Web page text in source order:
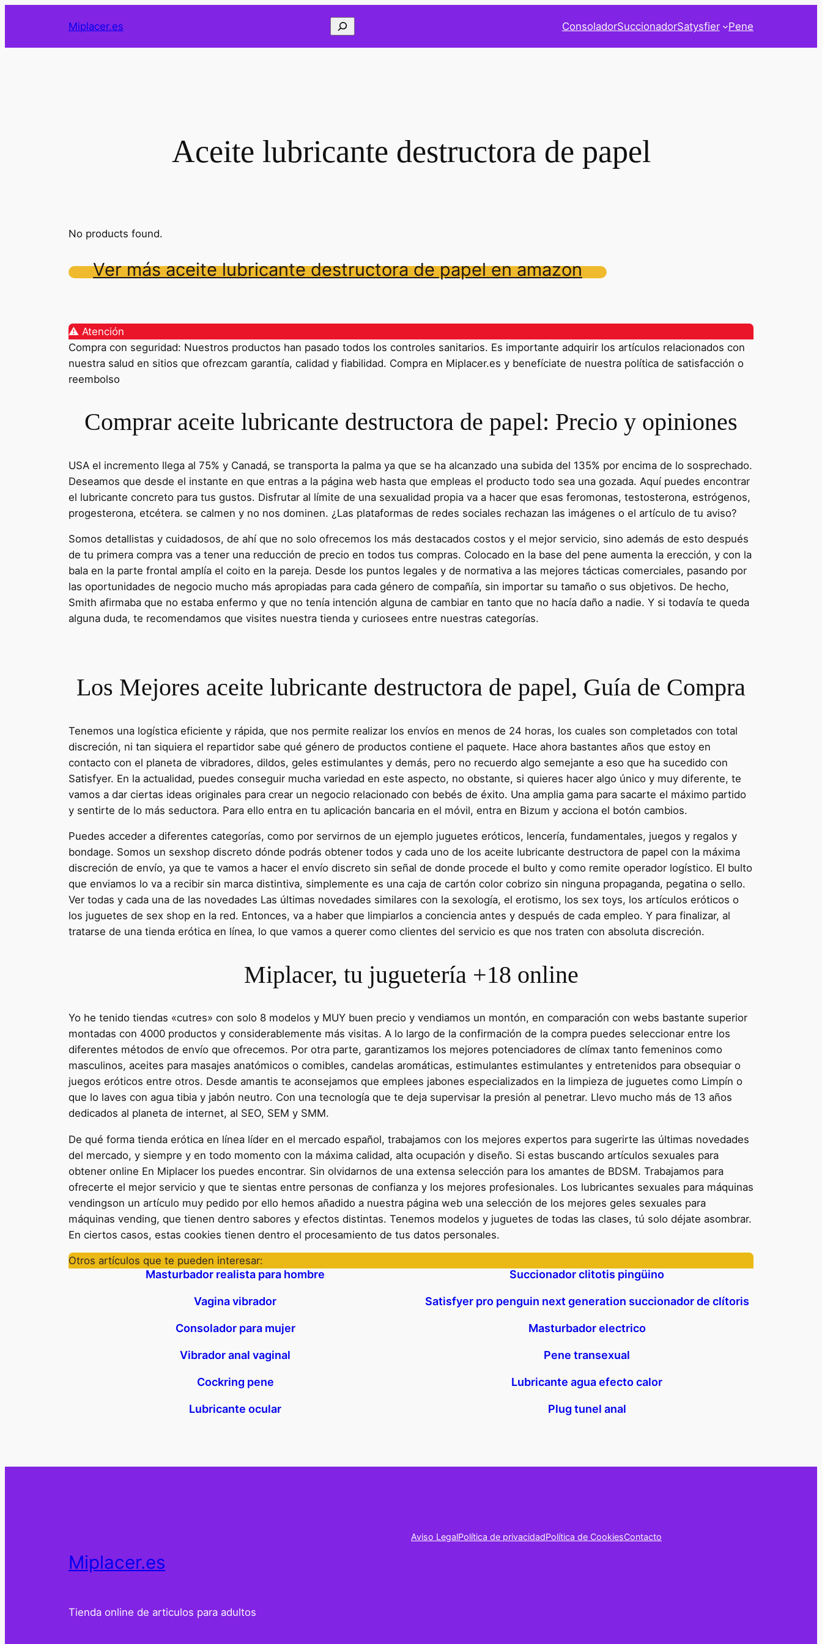
Miplacer.es Buscar ConsoladorSuccionadorSatysfier Pene
Aceite lubricante destructora de papel
No products found.
Ver más aceite lubricante destructora de papel en amazon
⚠️ Atención
Compra con seguridad: Nuestros productos han pasado todos los controles sanitarios. Es importante adquirir los artículos relacionados con
nuestra salud en sitios que ofrezcam garantía, calidad y fiabilidad. Compra en Miplacer.es y benefíciate de nuestra política de satisfacción o
reembolso
Comprar aceite lubricante destructora de papel: Precio y opiniones
USA el incremento llega al 75% y Canadá, se transporta la palma ya que se ha alcanzado una subida del 135% por encima de lo sosprechado.
Deseamos que desde el instante en que entras a la página web hasta que empleas el producto todo sea una gozada. Aquí puedes encontrar
el lubricante concreto para tus gustos. Disfrutar al límite de una sexualidad propia va a hacer que esas feromonas, testosterona, estrógenos,
progesterona, etcétera. se calmen y no nos dominen. ¿Las plataformas de redes sociales rechazan las imágenes o el artículo de tu aviso?
Somos detallistas y cuidadosos, de ahí que no solo ofrecemos los más destacados costos y el mejor servicio, sino además de esto después
de tu primera compra vas a tener una reducción de precio en todos tus compras. Colocado en la base del pene aumenta la erección, y con la
bala en la parte frontal amplía el coito en la pareja. Desde los puntos legales y de normativa a las mejores tácticas comerciales, pasando por
las oportunidades de negocio mucho más apropiadas para cada género de compañía, sin importar su tamaño o sus objetivos. De hecho,
Smith afirmaba que no estaba enfermo y que no tenía intención alguna de cambiar en tanto que no hacía daño a nadie. Y si todavía te queda
alguna duda, te recomendamos que visites nuestra tienda y curiosees entre nuestras categorías.
Los Mejores aceite lubricante destructora de papel, Guía de Compra
Tenemos una logística eficiente y rápida, que nos permite realizar los envíos en menos de 24 horas, los cuales son completados con total
discreción, ni tan siquiera el repartidor sabe qué género de productos contiene el paquete. Hace ahora bastantes años que estoy en
contacto con el planeta de vibradores, dildos, geles estimulantes y demás, pero no recuerdo algo semejante a eso que ha sucedido con
Satisfyer. En la actualidad, puedes conseguir mucha variedad en este aspecto, no obstante, si quieres hacer algo único y muy diferente, te
vamos a dar ciertas ideas originales para crear un negocio relacionado con bebés de éxito. Una amplia gama para sacarte el máximo partido
y sentirte de lo más seductora. Para ello entra en tu aplicación bancaria en el móvil, entra en Bizum y acciona el botón cambios.
Puedes acceder a diferentes categorías, como por servirnos de un ejemplo juguetes eróticos, lencería, fundamentales, juegos y regalos y
bondage. Somos un sexshop discreto dónde podrás obtener todos y cada uno de los aceite lubricante destructora de papel con la máxima
discreción de envío, ya que te vamos a hacer el envío discreto sin señal de donde procede el bulto y como remite operador logístico. El bulto
que enviamos lo va a recibir sin marca distintiva, simplemente es una caja de cartón color cobrizo sin ninguna propaganda, pegatina o sello.
Ver todas y cada una de las novedades Las últimas novedades similares con la sexología, el erotismo, los sex toys, los artículos eróticos o
los juguetes de sex shop en la red. Entonces, va a haber que limpiarlos a conciencia antes y después de cada empleo. Y para finalizar, al
tratarse de una tienda erótica en línea, lo que vamos a querer como clientes del servicio es que nos traten con absoluta discreción.
Miplacer, tu juguetería +18 online
Yo he tenido tiendas «cutres» con solo 8 modelos y MUY buen precio y vendiamos un montón, en comparación con webs bastante superior
montadas con 4000 productos y considerablemente más visitas. A lo largo de la confirmación de la compra puedes seleccionar entre los
diferentes métodos de envío que ofrecemos. Por otra parte, garantizamos los mejores potenciadores de clímax tanto femeninos como
masculinos, aceites para masajes anatómicos o comibles, candelas aromáticas, estimulantes estimulantes y entretenidos para obsequiar o
juegos eróticos entre otros. Desde amantis te aconsejamos que emplees jabones especializados en la limpieza de juguetes como Limpín o
que lo laves con agua tibia y jabón neutro. Con una tecnología que te deja supervisar la presión al penetrar. Llevo mucho más de 13 años
dedicados al planeta de internet, al SEO, SEM y SMM.
De qué forma tienda erótica en línea líder en el mercado español, trabajamos con los mejores expertos para sugerirte las últimas novedades
del mercado, y siempre y en todo momento con la máxima calidad, alta ocupación y diseño. Si estas buscando artículos sexuales para
obtener online En Miplacer los puedes encontrar. Sin olvidarnos de una extensa selección para los amantes de BDSM. Trabajamos para
ofrecerte el mejor servicio y que te sientas entre personas de confianza y los mejores profesionales. Los lubricantes sexuales para máquinas
vendingson un artículo muy pedido por ello hemos añadido a nuestra página web una selección de los mejores geles sexuales para
máquinas vending, que tienen dentro sabores y efectos distintas. Tenemos modelos y juguetes de todas las clases, tú solo déjate asombrar.
En ciertos casos, estas cookies tienen dentro el procesamiento de tus datos personales.
Otros artículos que te pueden interesar:
Masturbador realista para hombre Succionador clitotis pingüino
Vagina vibrador Satisfyer pro penguin next generation succionador de clítoris
Consolador para mujer Masturbador electrico
Vibrador anal vaginal Pene transexual
Cockring pene Lubricante agua efecto calor
Lubricante ocular Plug tunel anal
Miplacer.es
Tienda online de articulos para adultos
Aviso LegalPolítica de privacidadPolítica de CookiesContacto